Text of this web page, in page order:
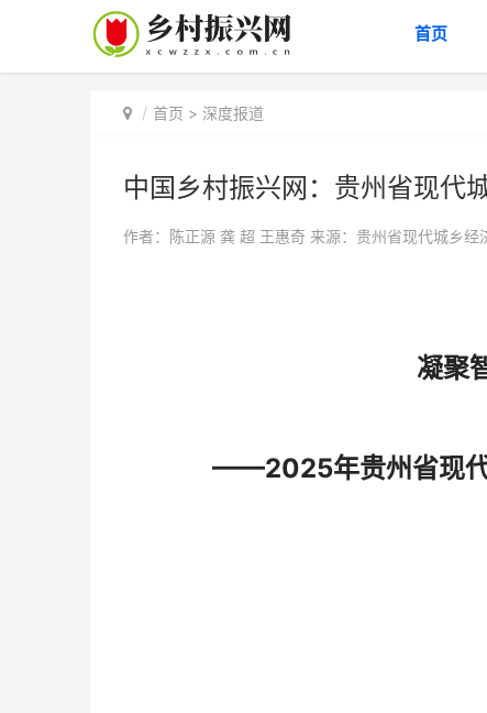
首页
首页 > 深度报道
中国乡村振兴网：贵州省现代
作者：陈正源 龚 超 王惠奇 来源：贵州省现代城乡经
凝聚
——2025年贵州省现代